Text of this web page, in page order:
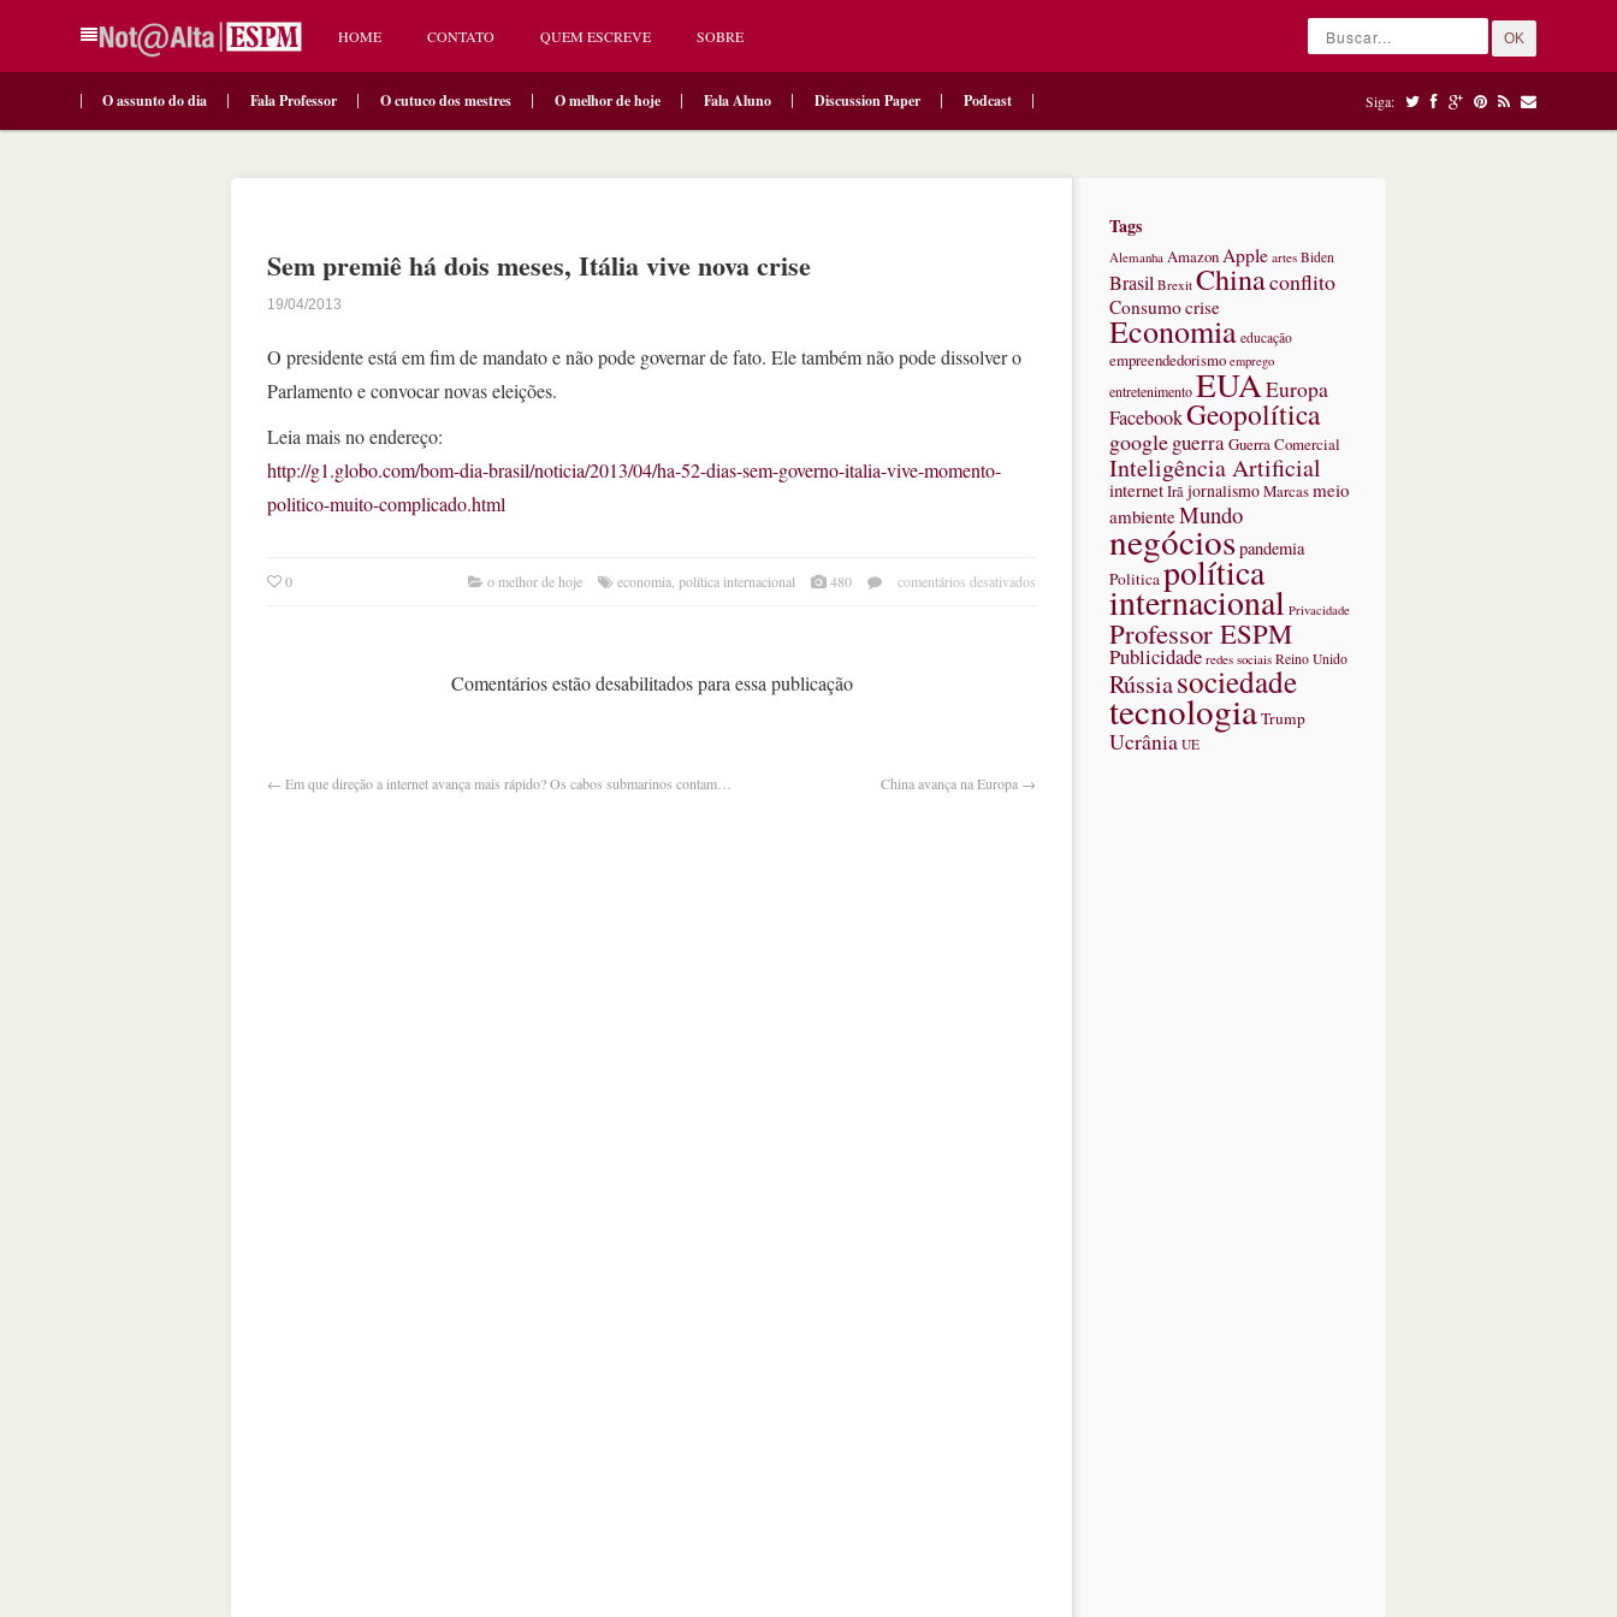
HOME CONTATO QUEM ESCREVE SOBRE OK
O assunto do dia Fala Professor O cutuco dos mestres O melhor de hoje Fala Aluno Discussion Paper Podcast Siga:
Sem premiê há dois meses, Itália vive nova crise
19/04/2013
O presidente está em fim de mandato e não pode governar de fato. Ele também não pode dissolver o
Parlamento e convocar novas eleições.
Leia mais no endereço:
http://g1.globo.com/bom-dia-brasil/noticia/2013/04/ha-52-dias-sem-governo-italia-vive-momento-
politico-muito-complicado.html
0 o melhor de hoje economia política internacional 480 comentários desativados
Comentários estão desabilitados para essa publicação
← Em que direção a internet avança mais rápido? Os cabos submarinos contam… China avança na Europa →
Tags
Alemanha Amazon Apple artes Biden
Brasil Brexit Chinaconflito
Consumocrise
Economia educação
empreendedorismo emprego
entretenimentoEUAEuropa
FacebookGeopolítica
googleguerraGuerra Comercial
Inteligência Artificial
internetIrãjornalismoMarcasmeio
ambienteMundo
negóciospandemia
Politicapolítica
internacional Privacidade
Professor ESPM
Publicidade redes sociais Reino Unido
Rússiasociedade
tecnologiaTrump
Ucrânia UE